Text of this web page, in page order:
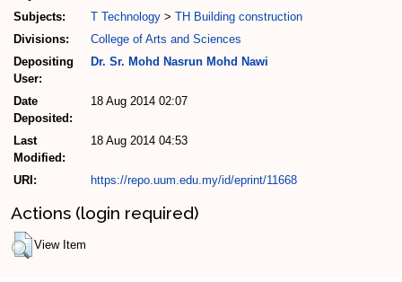
Subjects: T Technology > TH Building construction
Divisions:
College of Arts and Sciences
Depositing
User:
Dr. Sr. Mohd Nasrun Mohd Nawi
Date
Deposited:
18 Aug 2014 02:07
Last
Modified:
18 Aug 2014 04:53
URI: https://repo.uum.edu.my/id/eprint/11668
Actions (login required)
View Item